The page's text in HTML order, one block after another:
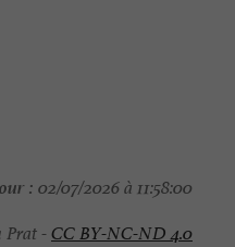
: 02/07/2026 à 11:58:00
Prat -CC BY-NC-ND 4.0